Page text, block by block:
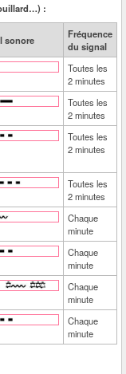
:
sonore
Fréquence
du signal
Toutes les
2 minutes
Toutes les
2 minutes
Toutes les
2 minutes
Toutes les
2 minutes
Chaque
minute
Chaque
minute
Chaque
minute
Chaque
minute